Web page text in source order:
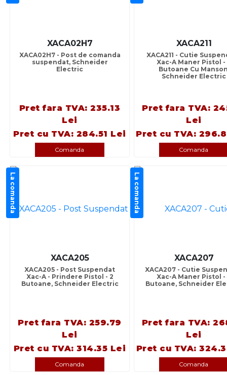
XACA02H7
XACA02H7 - Post de comanda
suspendat, Schneider
Electric
Pret fara TVA: 235.13
Lei
Pret cu TVA: 284.51 Lei
Comanda
XACA211
XACA211 - Cutie
Xac-A Maner Pistol -
Butoane Cu
Schneider Electric
Pret fara TVA:
Lei
Pret cu TVA:
Comanda
La comanda
XACA205
XACA205 - Post Suspendat
Xac-A - Prindere Pistol - 2
Butoane, Schneider Electric
Pret fara TVA: 259.79
Lei
Pret cu TVA: 314.35 Lei
Comanda
La comanda
XACA207
XACA207 - Cutie
Xac-A Maner Pistol -
Butoane, Schneider
Pret fara TVA:
Lei
Pret cu TVA:
Comanda